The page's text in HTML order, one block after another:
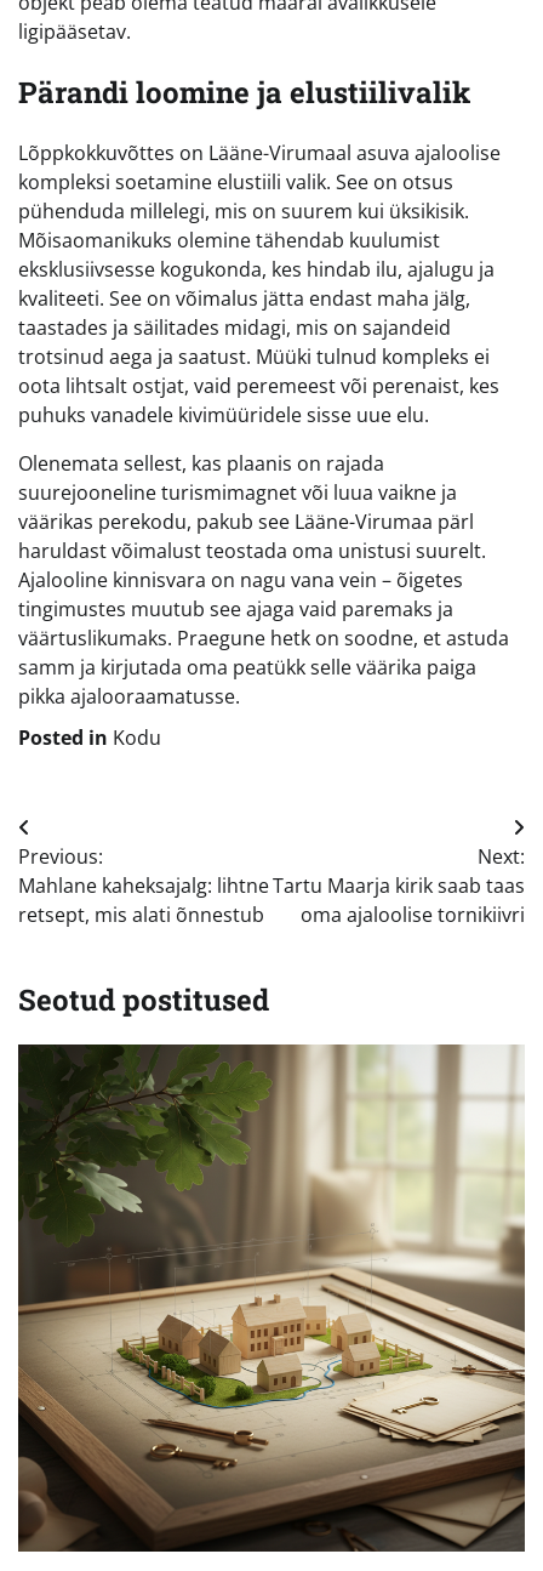
ligipääsetav.
Pärandi loomine ja elustiilivalik
Lõppkokkuvõttes on Lääne-Virumaal asuva ajaloolise
kompleksi soetamine elustiili valik. See on otsus
pühenduda millelegi, mis on suurem kui üksikisik.
Mõisaomanikuks olemine tähendab kuulumist
eksklusiivsesse kogukonda, kes hindab ilu, ajalugu ja
kvaliteeti. See on võimalus jätta endast maha jälg,
taastades ja säilitades midagi, mis on sajandeid
trotsinud aega ja saatust. Müüki tulnud kompleks ei
oota lihtsalt ostjat, vaid peremeest või perenaist, kes
puhuks vanadele kivimüüridele sisse uue elu.
Olenemata sellest, kas plaanis on rajada
suurejooneline turismimagnet või luua vaikne ja
väärikas perekodu, pakub see Lääne-Virumaa pärl
haruldast võimalust teostada oma unistusi suurelt.
Ajalooline kinnisvara on nagu vana vein – õigetes
tingimustes muutub see ajaga vaid paremaks ja
väärtuslikumaks. Praegune hetk on soodne, et astuda
samm ja kirjutada oma peatükk selle väärika paiga
pikka ajalooraamatusse.
Posted in Kodu
Navigeerimine
Previous:
Mahlane kaheksajalg: lihtne
retsept, mis alati õnnestub
Next:
Tartu Maarja kirik saab taas
oma ajaloolise tornikiivri
Seotud postitused